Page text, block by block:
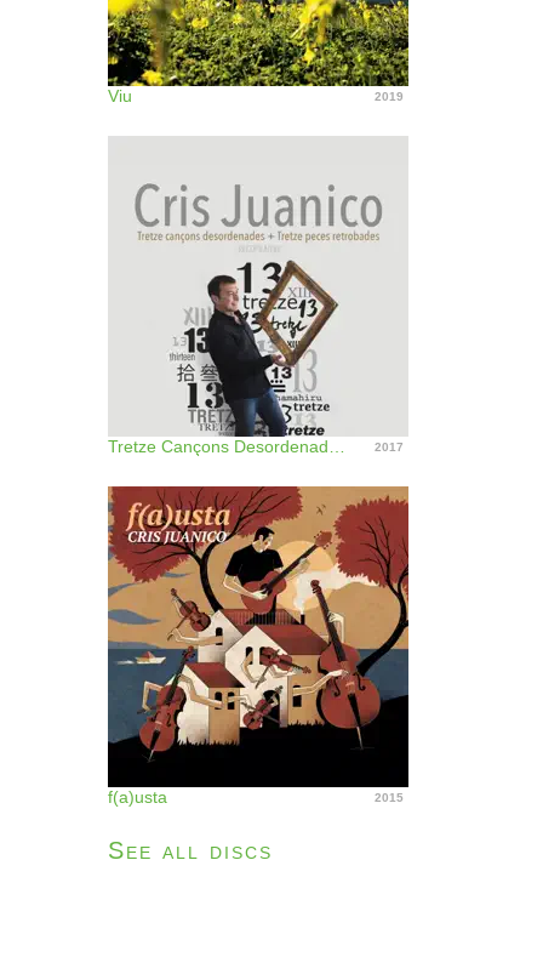
Viu 2019
2017
f(a)usta 2015
See all discs